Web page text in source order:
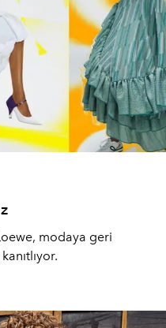
modaya geri